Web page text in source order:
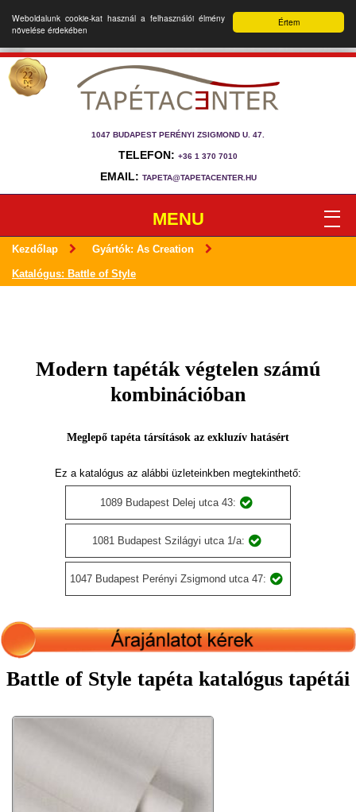
Értem
Weboldalunk cookie-kat használ a felhasználói élmény
növelése érdekében
1047 BUDAPEST PERÉNYI ZSIGMOND U. 47.
TELEFON: +36 1 370 7010
EMAIL: TAPETA@TAPETACENTER.HU
MENU
Kezdőlap Gyártók: As Creation
Katalógus: Battle of Style
Modern tapéták végtelen számú
kombinációban
Meglepő tapéta társítások az exkluzív hatásért
Ez a katalógus az alábbi üzleteinkben megtekinthető:
1089 Budapest Delej utca 43:
1081 Budapest Szilágyi utca 1/a:
1047 Budapest Perényi Zsigmond utca 47:
Battle of Style tapéta katalógus tapétái